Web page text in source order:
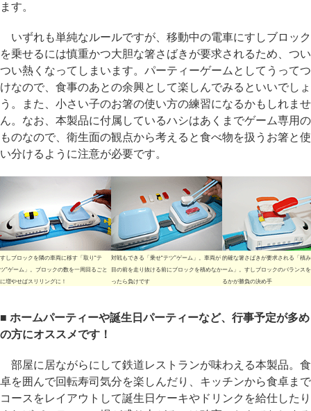
ます。
いずれも単純なルールですが、移動中の電車にすしブロック
を乗せるには慎重かつ大胆な箸さばきが要求されるため、つい
つい熱くなってしまいます。パーティーゲームとしてうってつ
けなので、食事のあとの余興として楽しんでみるといいでしょ
う。また、小さい子のお箸の使い方の練習になるかもしれませ
ん。なお、本製品に付属しているハシはあくまでゲーム専用の
ものなので、衛生面の観点から考えると食べ物を扱うお箸と使
い分けるように注意が必要です。
すしブロックを隣の車両に移す「取り“テ
ツ”ゲーム」。ブロックの数を一周回るごと
に増やせばスリリングに！
対戦もできる「乗せ“テツ”ゲーム」。車両が
目の前を走り抜ける前にブロックを積めなか
ったら負けです
的確な箸さばきが要求される「積み
ーム」。すしブロックのバランス
るかが勝負の決め手
■ ホームパーティーや誕生日パーティーなど、行事予定が多め
の方にオススメです！
部屋に居ながらにして鉄道レストランが味わえる本製品。食
卓を囲んで回転寿司気分を楽しんだり、キッチンから食卓まで
コースをレイアウトして誕生日ケーキやドリンクを給仕したり